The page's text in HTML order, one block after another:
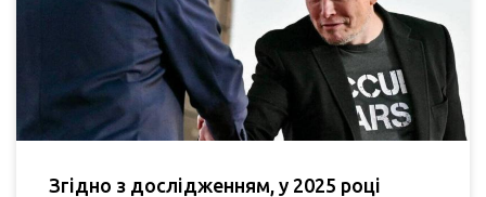
Згідно з дослідженням, у 2025 році